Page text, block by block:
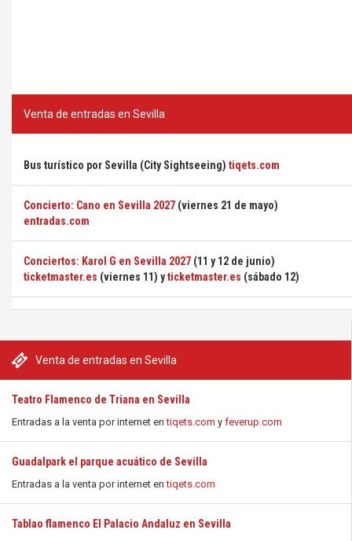
Venta de entradas en Sevilla
Teatro Flamenco de Triana en Sevilla
Entradas a la venta por internet entiqets.com y feverup.com
Guadalpark el parque acuático de Sevilla
Entradas a la venta por internet entiqets.com
Tablao flamenco El Palacio Andaluz en Sevilla
Venta de entradas en Sevilla
Bus turístico por Sevilla (City Sightseeing) tiqets.com
Concierto: Cano en Sevilla 2027 (viernes 21 de mayo)
entradas.com
Conciertos: Karol G en Sevilla 2027 (11 y 12 de junio)
ticketmaster.es (viernes 11) yticketmaster.es (sábado 12)